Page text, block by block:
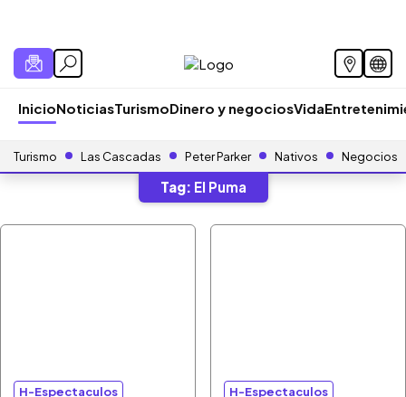
InicioNoticiasTurismoDinero y negociosVida
Turismo Las Cascadas Peter Parker Nativos Negocios
Tag: El Puma
H-Espectaculos H-Espectaculos